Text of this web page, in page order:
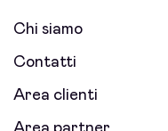
Chi siamo
Contatti
Area clienti